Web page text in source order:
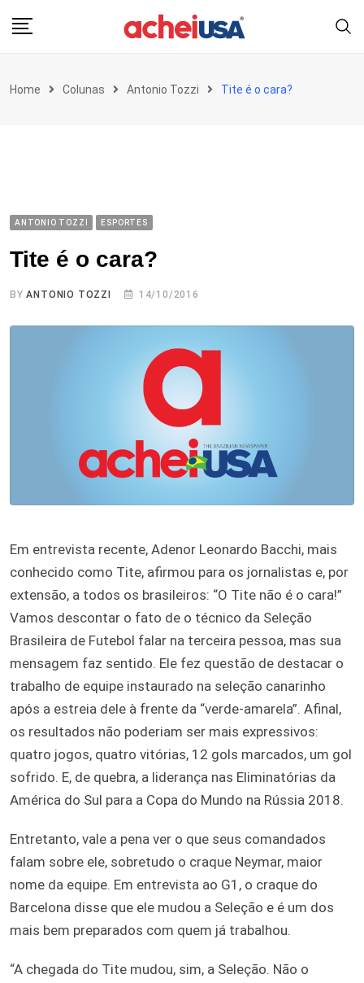
Home Colunas Antonio Tozzi Tite é o cara?
ANTONIO TOZZI ESPORTES
Tite é o cara?
BYANTONIO TOZZI 14/10/2016
Em entrevista recente, Adenor Leonardo Bacchi, mais
conhecido como Tite, afirmou para os jornalistas e, por
extensão, a todos os brasileiros: “O Tite não é o cara!”
Vamos descontar o fato de o técnico da Seleção
Brasileira de Futebol falar na terceira pessoa, mas sua
mensagem faz sentido. Ele fez questão de destacar o
trabalho de equipe instaurado na seleção canarinho
após a estreia dele à frente da “verde-amarela”. Afinal,
os resultados não poderiam ser mais expressivos:
quatro jogos, quatro vitórias, 12 gols marcados, um gol
sofrido. E, de quebra, a liderança nas Eliminatórias da
América do Sul para a Copa do Mundo na Rússia 2018.
Entretanto, vale a pena ver o que seus comandados
falam sobre ele, sobretudo o craque Neymar, maior
nome da equipe. Em entrevista ao G1, o craque do
Barcelona disse que ele mudou a Seleção e é um dos
mais bem preparados com quem já trabalhou.
“A chegada do Tite mudou, sim, a Seleção. Não o